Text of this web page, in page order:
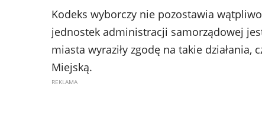
Kodeks wyborczy nie pozostawia
jednostek administracji samorządowej
miasta wyraziły zgodę na takie działania,
Miejską.